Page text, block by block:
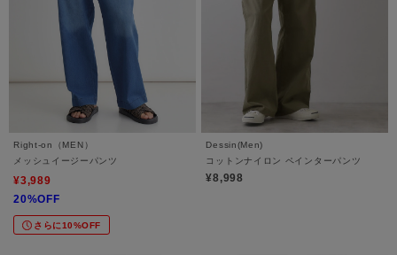
Right-on（MEN）
メッシュイージーパンツ
¥3,989
20%OFF
さらに10%OFF
Dessin(Men)
コットンナイロン ペインターパンツ
¥8,998